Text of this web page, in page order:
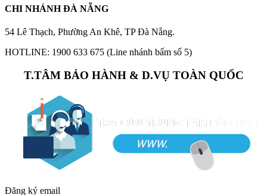
CHI NHÁNH ĐÀ NẴNG
54 Lê Thạch, Phường An Khê, TP Đà Nẵng.
HOTLINE: 1900 633 675 (Line nhánh bấm số 5)
T.TÂM BẢO HÀNH & D.VỤ TOÀN QUỐC
Đăng ký email